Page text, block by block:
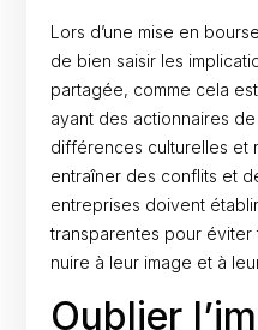
Lors d’une mise en
de bien saisir les
partagée, comme cela
ayant des actionnaires
différences culturelles et
entraîner des conflits et
entreprises doivent
transparentes pour
nuire à leur image et à
Oublier